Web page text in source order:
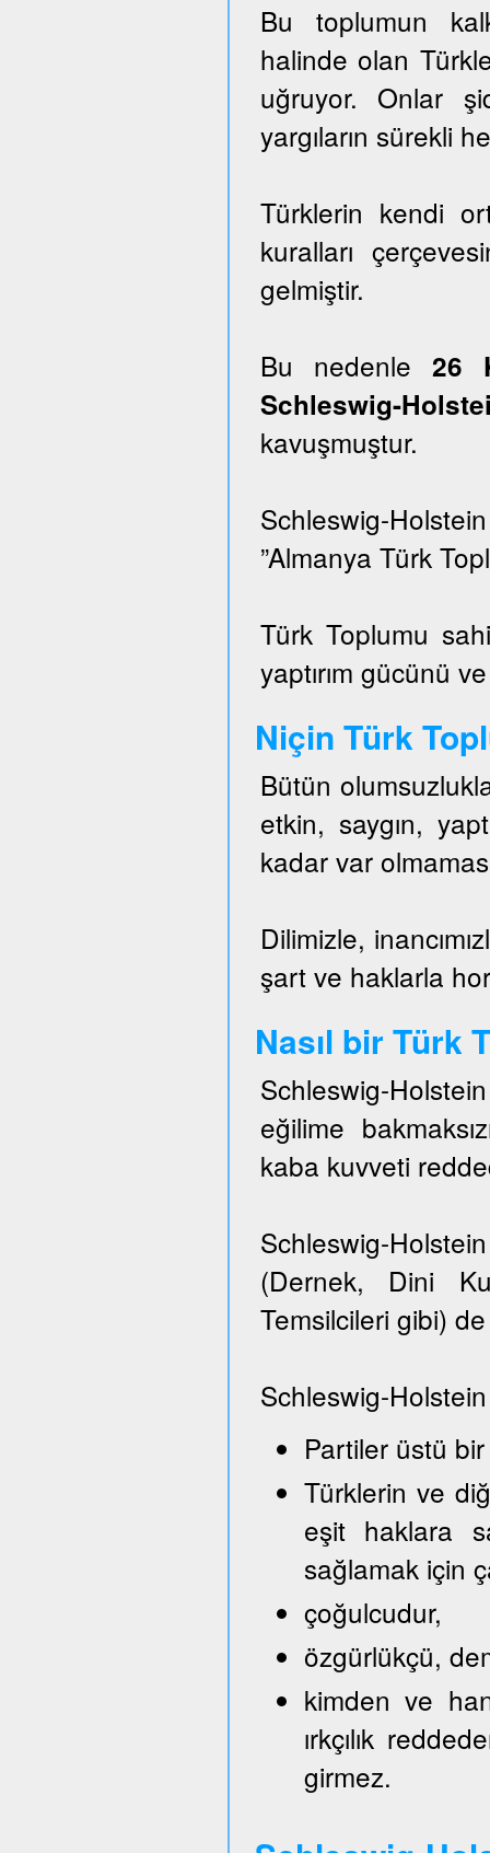
Bu toplumun
halinde olan
uğruyor. Onlar
yargıların sürekli
Türklerin kendi
kuralları
gelmiştir.
Bu nedenle26
Schleswig-
kavuşmuştur.
Schleswig-
”Almanya Türk
Türk Toplumu
yaptırım gücünü
Niçin Türk
Bütün
etkin, saygın,
kadar var
Dilimizle,
şart ve haklarla
Nasıl bir Türk
Schleswig-
eğilime
kaba kuvveti
Schleswig-
(Dernek, Dini
Temsilcileri gibi)
Schleswig-
Partiler üstü
Türklerin ve
eşit haklara
sağlamak için
çoğulcudur,
özgürlükçü,
kimden ve
ırkçılık
girmez.